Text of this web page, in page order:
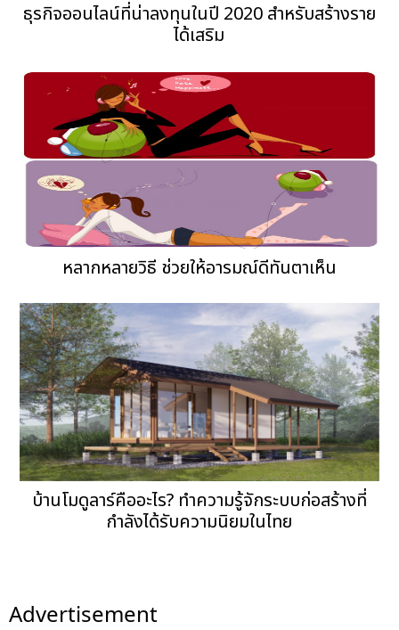
ธุรกิจออนไลน์ที่น่าลงทุนในปี 2020 สำหรับสร้างราย
ได้เสริม
หลากหลายวิธี ช่วยให้อารมณ์ดีทันตาเห็น
บ้านโมดูลาร์คืออะไร? ทำความรู้จักระบบก่อสร้างที่
กำลังได้รับความนิยมในไทย
Advertisement